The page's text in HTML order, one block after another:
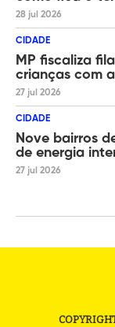
28 jul 2026
CIDADE
MP fiscaliza
crianças com
27 jul 2026
CIDADE
Nove bairros
de energia
27 jul 2026